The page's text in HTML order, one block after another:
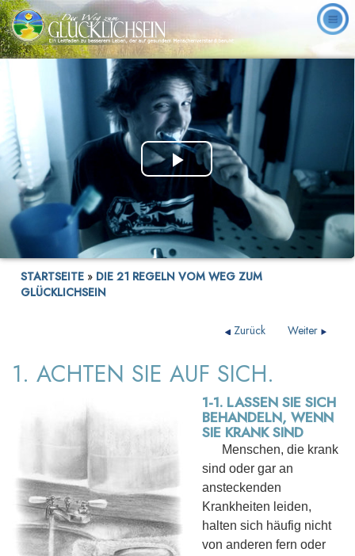
Play
Video
STARTSEITE » DIE 21 REGELN VOM WEG ZUM
GLÜCKLICHSEIN
Weiter
Zurück
1. ACHTEN SIE AUF SICH.
1-1. LASSEN SIE SICH
BEHANDELN, WENN
SIE KRANK SIND
Menschen, die krank
sind oder gar an
ansteckenden
Krankheiten leiden,
halten sich häufig nicht
von anderen fern oder